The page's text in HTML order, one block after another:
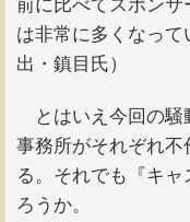
前に比べてスポンサ
は非常に多くなっ
出・鎮目氏）
とはいえ今回の騒
事務所がそれぞれ
る。それでも『キ
ろうか。